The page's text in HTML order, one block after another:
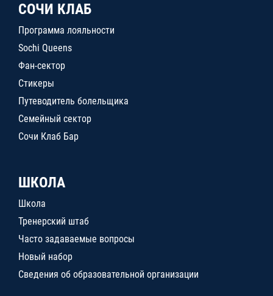
СОЧИ КЛАБ
Программа лояльности
Sochi Queens
Фан-сектор
Стикеры
Путеводитель болельщика
Семейный сектор
Сочи Клаб Бар
ШКОЛА
Школа
Тренерский штаб
Часто задаваемые вопросы
Новый набор
Сведения об образовательной организации